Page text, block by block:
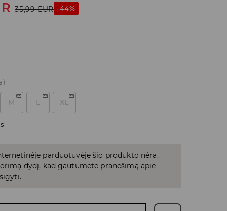
35,99 EUR -44%
M L XL
parduotuvėje šio produkto nėra.
dydį, kad gautumėte pranešimą apie